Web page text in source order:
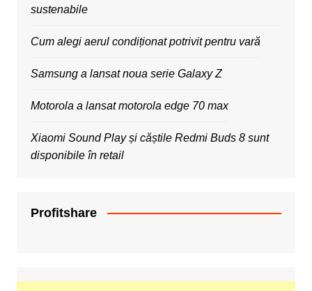
sustenabile
Cum alegi aerul condiționat potrivit pentru vară
Samsung a lansat noua serie Galaxy Z
Motorola a lansat motorola edge 70 max
Xiaomi Sound Play și căștile Redmi Buds 8 sunt
disponibile în retail
Profitshare